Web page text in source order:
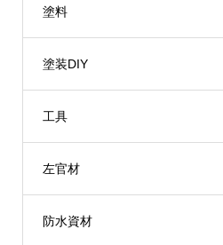
塗料
塗装DIY
工具
左官材
防水資材